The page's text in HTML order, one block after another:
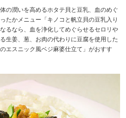
の潤いを高めるホタテ貝と豆乳、血のめぐ
たかメニュー「キノコと帆立貝の豆乳入り
るなら、血を浄化してめぐらせるセロリや
生姜、葱、お肉の代わりに豆腐を使用した
エスニック風ベジ麻婆仕立て」がおすす